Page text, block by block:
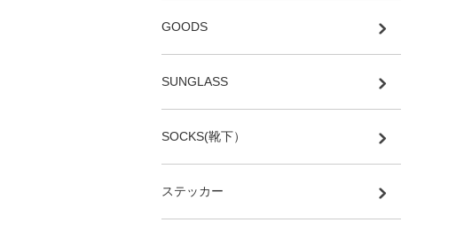
GOODS
SUNGLASS
SOCKS(靴下）
ステッカー